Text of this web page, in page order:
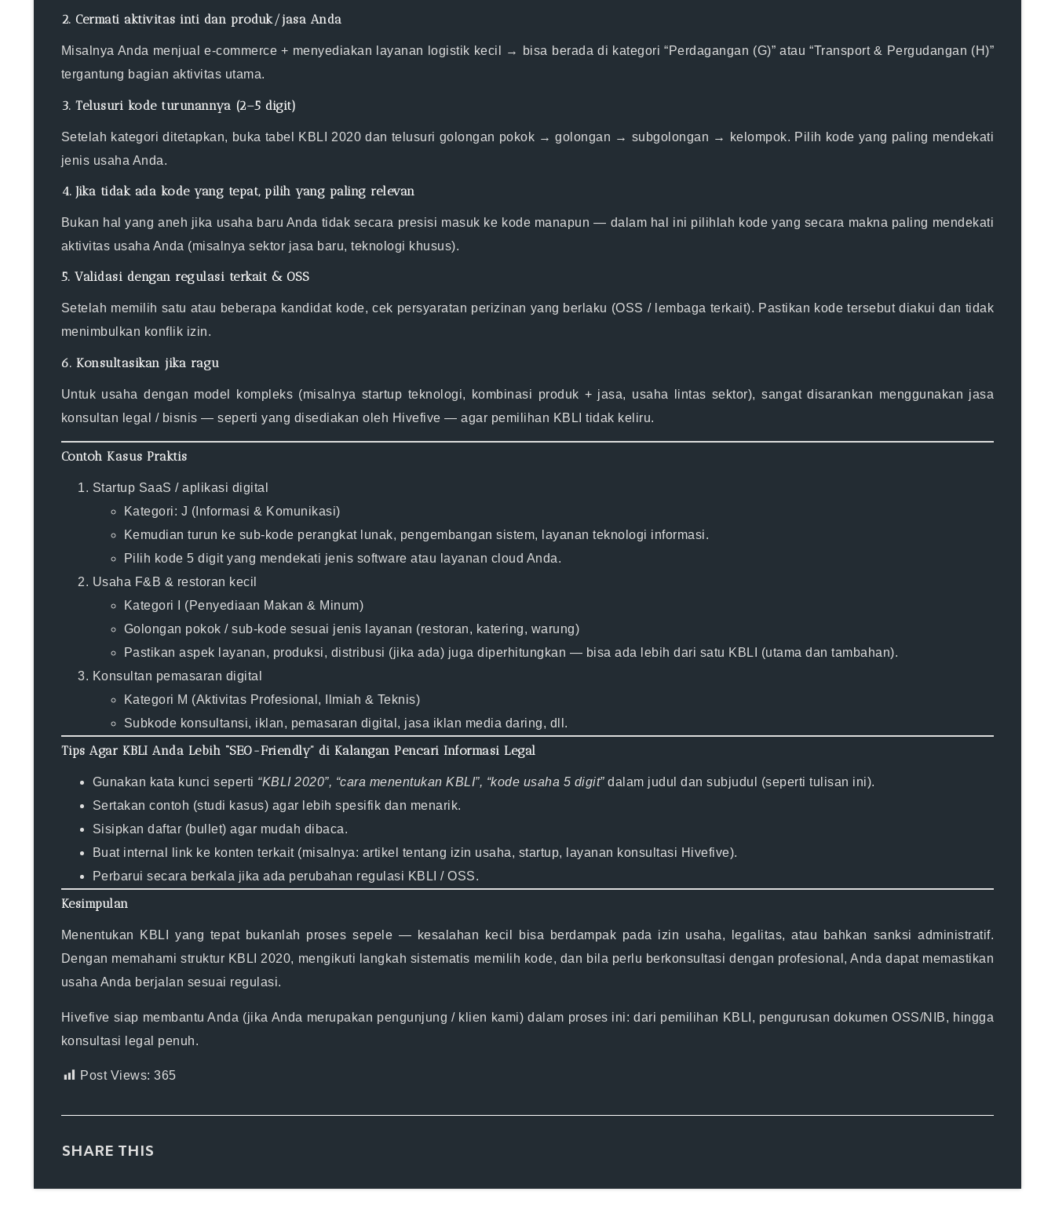
2. Cermati aktivitas inti dan produk/jasa Anda
Misalnya Anda menjual e-commerce + menyediakan layanan logistik kecil → bisa berada di kategori “Perdagangan (G)” atau “Transport & Pergudangan (H)”
tergantung bagian aktivitas utama.
3. Telusuri kode turunannya (2–5 digit)
Setelah kategori ditetapkan, buka tabel KBLI 2020 dan telusuri golongan pokok → golongan → subgolongan → kelompok. Pilih kode yang paling mendekati
jenis usaha Anda.
4. Jika tidak ada kode yang tepat, pilih yang paling relevan
Bukan hal yang aneh jika usaha baru Anda tidak secara presisi masuk ke kode manapun — dalam hal ini pilihlah kode yang secara makna paling mendekati
aktivitas usaha Anda (misalnya sektor jasa baru, teknologi khusus).
5. Validasi dengan regulasi terkait & OSS
Setelah memilih satu atau beberapa kandidat kode, cek persyaratan perizinan yang berlaku (OSS / lembaga terkait). Pastikan kode tersebut diakui dan tidak
menimbulkan konflik izin.
6. Konsultasikan jika ragu
Untuk usaha dengan model kompleks (misalnya startup teknologi, kombinasi produk + jasa, usaha lintas sektor), sangat disarankan menggunakan jasa
konsultan legal / bisnis — seperti yang disediakan oleh Hivefive — agar pemilihan KBLI tidak keliru.
Contoh Kasus Praktis
Startup SaaS / aplikasi digital
Kategori: J (Informasi & Komunikasi)
Kemudian turun ke sub-kode perangkat lunak, pengembangan sistem, layanan teknologi informasi.
Pilih kode 5 digit yang mendekati jenis software atau layanan cloud Anda.
Usaha F&B & restoran kecil
Kategori I (Penyediaan Makan & Minum)
Golongan pokok / sub-kode sesuai jenis layanan (restoran, katering, warung)
Pastikan aspek layanan, produksi, distribusi (jika ada) juga diperhitungkan — bisa ada lebih dari satu KBLI (utama dan tambahan).
Konsultan pemasaran digital
Kategori M (Aktivitas Profesional, Ilmiah & Teknis)
Subkode konsultansi, iklan, pemasaran digital, jasa iklan media daring, dll.
Tips Agar KBLI Anda Lebih “SEO-Friendly” di Kalangan Pencari Informasi Legal
Gunakan kata kunci seperti “KBLI 2020”, “cara menentukan KBLI”, “kode usaha 5 digit”dalam judul dan subjudul (seperti tulisan ini).
Sertakan contoh (studi kasus) agar lebih spesifik dan menarik.
Sisipkan daftar (bullet) agar mudah dibaca.
Buat internal link ke konten terkait (misalnya: artikel tentang izin usaha, startup, layanan konsultasi Hivefive).
Perbarui secara berkala jika ada perubahan regulasi KBLI / OSS.
Kesimpulan
Menentukan KBLI yang tepat bukanlah proses sepele — kesalahan kecil bisa berdampak pada izin usaha, legalitas, atau bahkan sanksi administratif.
Dengan memahami struktur KBLI 2020, mengikuti langkah sistematis memilih kode, dan bila perlu berkonsultasi dengan profesional, Anda dapat memastikan
usaha Anda berjalan sesuai regulasi.
Hivefive siap membantu Anda (jika Anda merupakan pengunjung / klien kami) dalam proses ini: dari pemilihan KBLI, pengurusan dokumen OSS/NIB, hingga
konsultasi legal penuh.
Post Views: 365
SHARE THIS